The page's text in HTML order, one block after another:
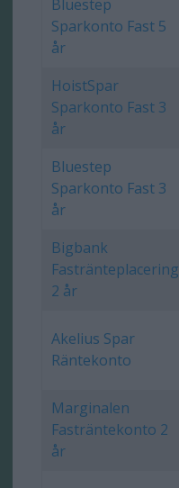
Bluestep
Sparkonto Fast 5
år
HoistSpar
Sparkonto Fast 3
år
Bluestep
Sparkonto Fast 3
år
Bigbank
Fastränteplacering
2 år
Akelius Spar
Räntekonto
Marginalen
Fasträntekonto 2
år